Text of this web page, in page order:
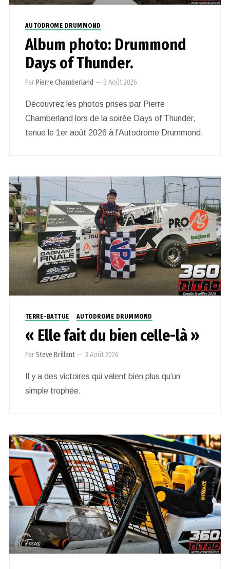
AUTODROME DRUMMOND
Album photo: Drummond
Days of Thunder.
ParPierre Chamberland — 3 Août 2026
Découvrez les photos prises par Pierre
Chamberland lors de la soirée Days of Thunder,
tenue le 1er août 2026 à l’Autodrome Drummond.
TERRE-BATTUE AUTODROME DRUMMOND
« Elle fait du bien celle-là »
ParSteve Brillant — 3 Août 2026
Il y a des victoires qui valent bien plus qu’un
simple trophée.